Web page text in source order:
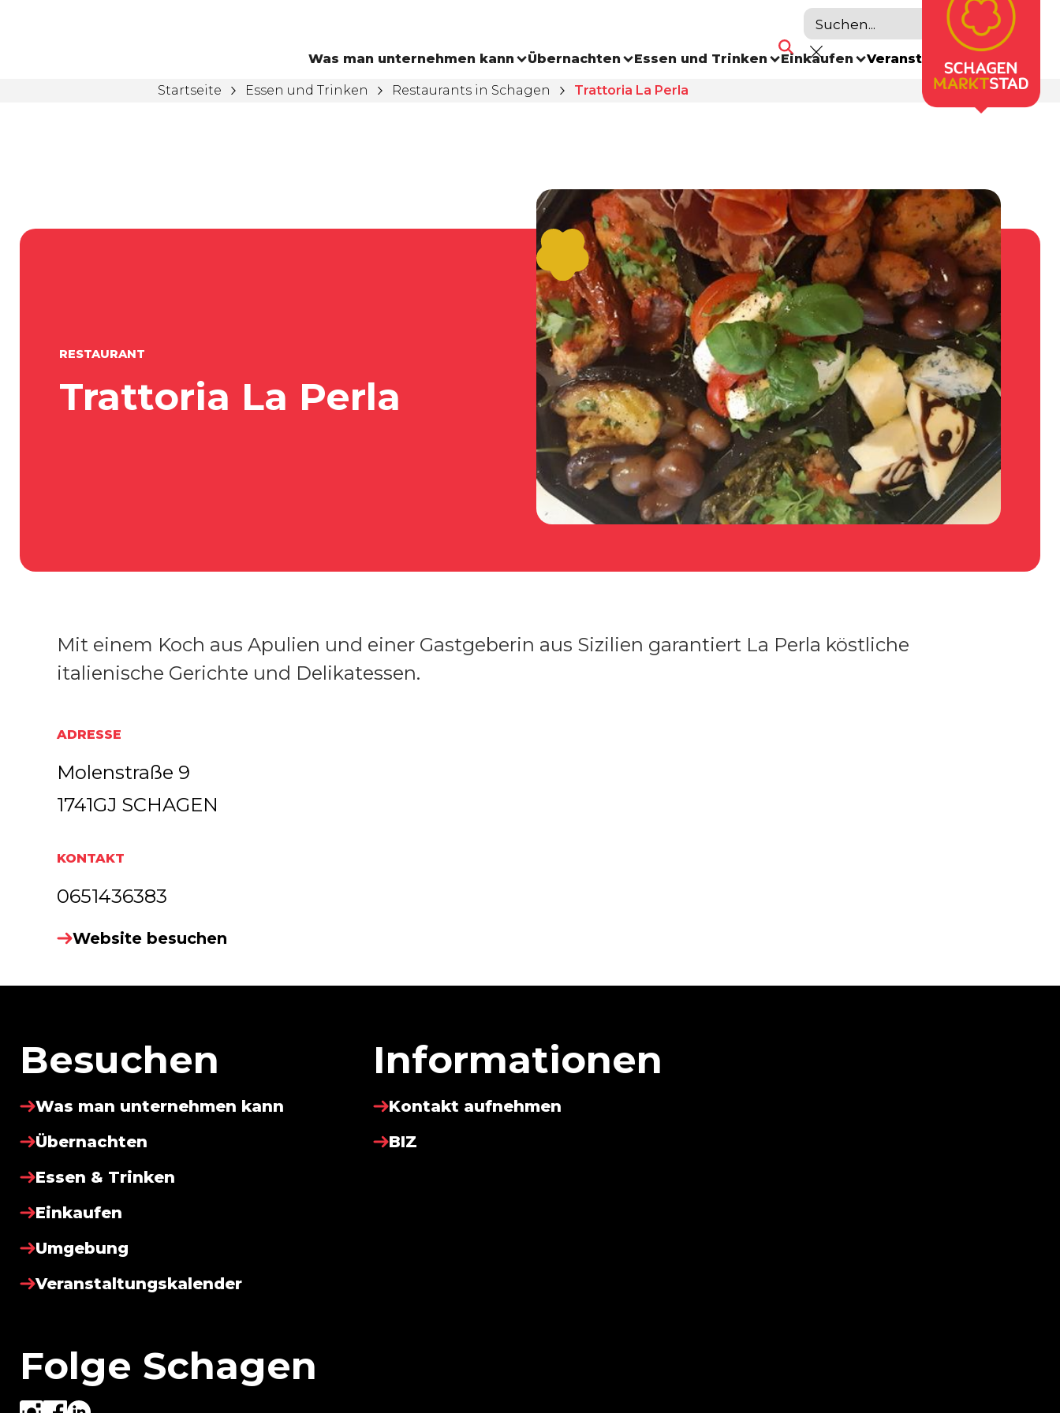
Was man unternehmen kann Übernachten Essen und Trinken Einkaufen Veranstaltungskalender
Startseite Essen und Trinken Restaurants in Schagen Trattoria La Perla
RESTAURANT
Trattoria La Perla
Mit einem Koch aus Apulien und einer Gastgeberin aus Sizilien garantiert La Perla köstliche
italienische Gerichte und Delikatessen.
ADRESSE
Molenstraße 9
1741GJ SCHAGEN
KONTAKT
0651436383
Website besuchen
Besuchen
Was man unternehmen kann
Übernachten
Essen & Trinken
Einkaufen
Umgebung
Veranstaltungskalender
Informationen
Kontakt aufnehmen
BIZ
Folge Schagen